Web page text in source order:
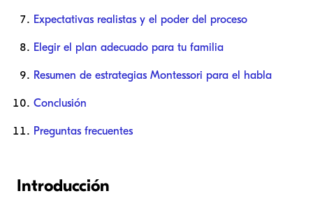
Expectativas realistas y el poder del proceso
Elegir el plan adecuado para tu familia
Resumen de estrategias Montessori para el habla
Conclusión
Preguntas frecuentes
Introducción